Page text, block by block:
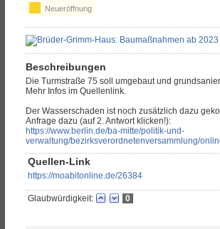
Neueröffnung
Beschreibungen
Die Turmstraße 75 soll umgebaut und
Mehr Infos im Quellenlink.
Der Wasserschaden ist noch zusätzlich dazu
Anfrage dazu (auf 2. Antwort klicken!):
https://www.berlin.de/ba-mitte/politik-und-
verwaltung/bezirksverordnetenversammlung/
Quellen-Link
https://moabitonline.de/26384
Glaubwürdigkeit: 0